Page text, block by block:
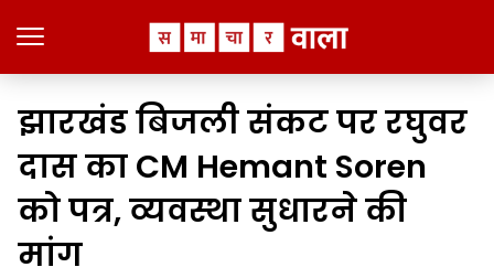
झारखंड बिजली संकट पर रघुवर
दास का CM Hemant Soren
को पत्र, व्यवस्था सुधारने की
मांग